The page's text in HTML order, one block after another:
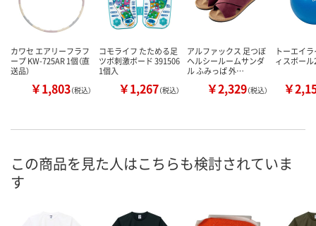
カワセ エアリーフラフ
ープ KW-725AR 1個（直
送品）
￥1,803（税込）
コモライフ たためる足
ツボ刺激ボード 391506
1個入
￥1,267（税込）
アルファックス 足つぼ
ヘルシールームサンダ
ル ふみっぱ 外…
￥2,329（税込）
トーエイ
ィスボール
￥
この商品を見た人はこちらも検討されていま
す